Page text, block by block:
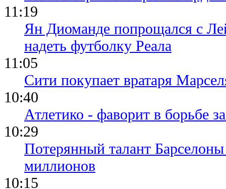
11:19
Ян Диоманде попрощался с
надеть футболку Реала
11:05
Сити покупает вратаря
10:40
Атлетико - фаворит в борьбе
10:29
Потерянный талант
миллионов
10:15